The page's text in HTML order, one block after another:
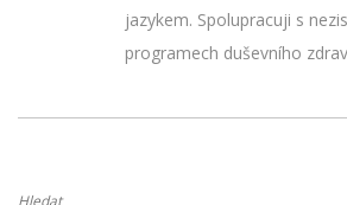
jazykem. Spolupracuji s
programech duševního